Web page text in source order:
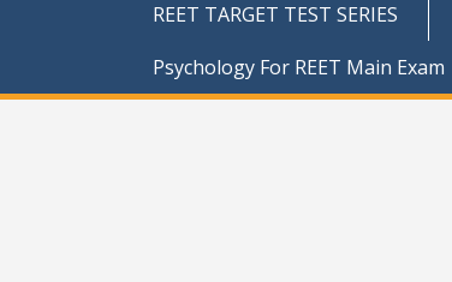
REET TARGET TEST SERIES
Psychology For REET Main Exam